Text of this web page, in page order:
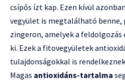
csípős ízt kap. Ezen kívül
vegyület is megtalálható benne,
zingeron, amelyek a feldolgozás
ki. Ezek a fitovegyületek
tulajdonságokkal is
Magas antioxidáns-tartalma